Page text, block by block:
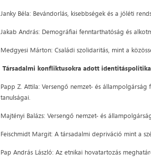
Janky Béla: Bevándorlás, kisebbségek és a jóléti
Jakab András: Demográfiai fenntarthatóság és
Medgyesi Márton: Családi szolidaritás, mint a
Társadalmi konfliktusokra adott
Papp Z. Attila: Versengő nemzet- és
tanulságai.
Majtényi Balázs: Versengő nemzet- és
Feischmidt Margit: A társadalmi depriváció mint a
Pap András László: Az etnikai hovatartozás